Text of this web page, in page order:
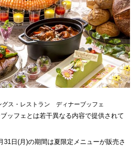
グス・レストラン ディナーブッフェ
ッフェとは若干異なる内容で提供されて
31日(月)の期間は夏限定メニューが販売さ